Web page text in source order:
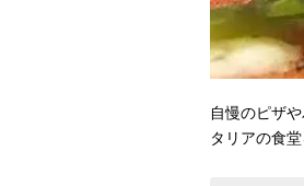
自慢のピザ
タリアの食